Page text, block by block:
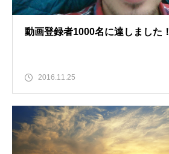
動画登録者1000名に達しました！
2016.11.25